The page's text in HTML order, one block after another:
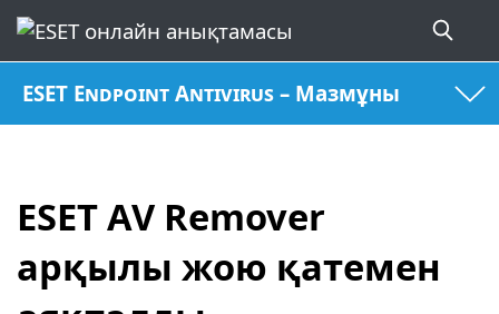
ESET Endpoint Antivirus – Мазмұны
ESET AV Remover
арқылы жою қатемен